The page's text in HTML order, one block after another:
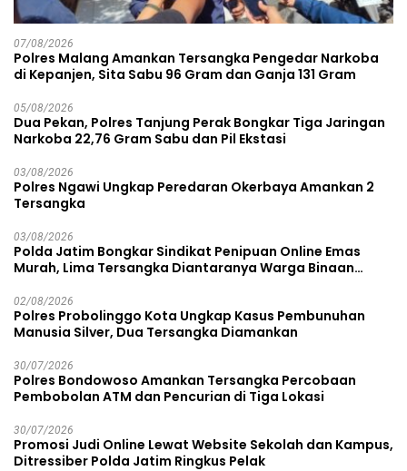
07/08/2026
Polres Malang Amankan Tersangka Pengedar Narkoba
di Kepanjen, Sita Sabu 96 Gram dan Ganja 131 Gram
05/08/2026
Dua Pekan, Polres Tanjung Perak Bongkar Tiga Jaringan
Narkoba 22,76 Gram Sabu dan Pil Ekstasi
03/08/2026
Polres Ngawi Ungkap Peredaran Okerbaya Amankan 2
Tersangka
03/08/2026
Polda Jatim Bongkar Sindikat Penipuan Online Emas
Murah, Lima Tersangka Diantaranya Warga Binaan
02/08/2026
Polres Probolinggo Kota Ungkap Kasus Pembunuhan
Manusia Silver, Dua Tersangka Diamankan
30/07/2026
Polres Bondowoso Amankan Tersangka Percobaan
Pembobolan ATM dan Pencurian di Tiga Lokasi
30/07/2026
Promosi Judi Online Lewat Website Sekolah dan Kampus,
Ditressiber Polda Jatim Ringkus Pelak